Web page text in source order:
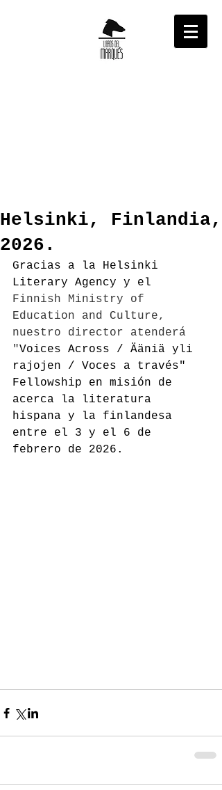
Helsinki, Finlandia,
2026.
Gracias a la Helsinki
Literary Agency y el
Finnish Ministry of
Education and Culture,
nuestro director atenderá
"Voices Across / Ääniä yli
rajojen / Voces a través"
Fellowship en misión de
acerca la literatura
hispana y la finlandesa
entre el 3 y el 6 de
febrero de 2026.